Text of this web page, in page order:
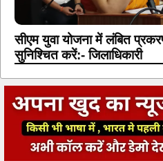
सीएम युवा योजना में लंबित
सुनिश्चित करें:- जिलाधिकारी